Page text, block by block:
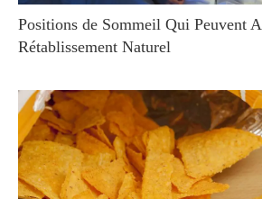
Positions de Sommeil Qui Peuvent
Rétablissement Naturel